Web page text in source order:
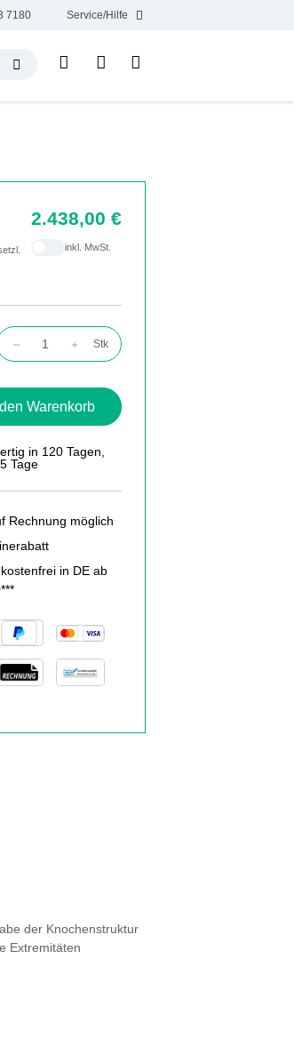
7180 Service/Hilfe
2.438,00 €
inkl. MwSt.
Anzahl: Gib den gewünschten
Stk
den Warenkorb
in 120 Tagen,
Tage
Rechnung möglich
in DE ab
der Knochenstruktur
Extremitäten